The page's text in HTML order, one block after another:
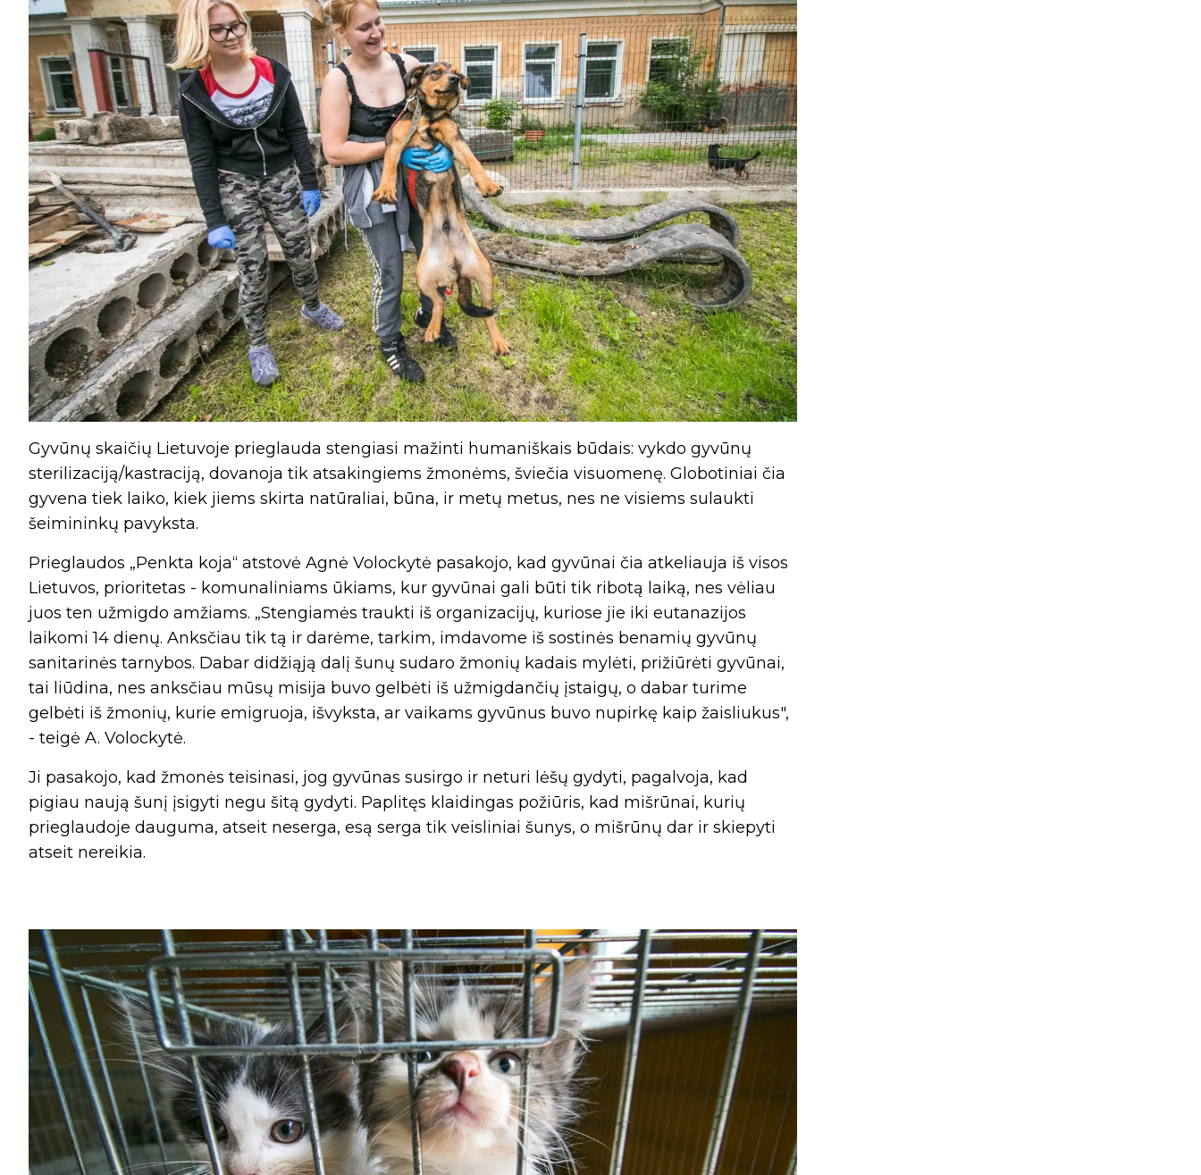
Gyvūnų skaičių Lietuvoje prieglauda stengiasi mažinti humaniškais būdais: vykdo gyvūnų
sterilizaciją/kastraciją, dovanoja tik atsakingiems žmonėms, šviečia visuomenę. Globotiniai čia
gyvena tiek laiko, kiek jiems skirta natūraliai, būna, ir metų metus, nes ne visiems sulaukti
šeimininkų pavyksta.
Prieglaudos „Penkta koja“ atstovė Agnė Volockytė pasakojo, kad gyvūnai čia atkeliauja iš visos
Lietuvos, prioritetas - komunaliniams ūkiams, kur gyvūnai gali būti tik ribotą laiką, nes vėliau
juos ten užmigdo amžiams. „Stengiamės traukti iš organizacijų, kuriose jie iki eutanazijos
laikomi 14 dienų. Anksčiau tik tą ir darėme, tarkim, imdavome iš sostinės benamių gyvūnų
sanitarinės tarnybos. Dabar didžiąją dalį šunų sudaro žmonių kadais mylėti, prižiūrėti gyvūnai,
tai liūdina, nes anksčiau mūsų misija buvo gelbėti iš užmigdančių įstaigų, o dabar turime
gelbėti iš žmonių, kurie emigruoja, išvyksta, ar vaikams gyvūnus buvo nupirkę kaip žaisliukus",
- teigė A. Volockytė.
Ji pasakojo, kad žmonės teisinasi, jog gyvūnas susirgo ir neturi lėšų gydyti, pagalvoja, kad
pigiau naują šunį įsigyti negu šitą gydyti. Paplitęs klaidingas požiūris, kad mišrūnai, kurių
prieglaudoje dauguma, atseit neserga, esą serga tik veisliniai šunys, o mišrūnų dar ir skiepyti
atseit nereikia.